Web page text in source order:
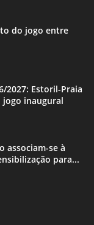
do jogo entre
2027: Estoril-Praia
jogo inaugural
associam-se à
para...